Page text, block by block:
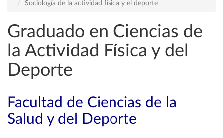
Sociología de la actividad física y el deporte
Graduado en Ciencias de
la Actividad Física y del
Deporte
Facultad de Ciencias de la
Salud y del Deporte